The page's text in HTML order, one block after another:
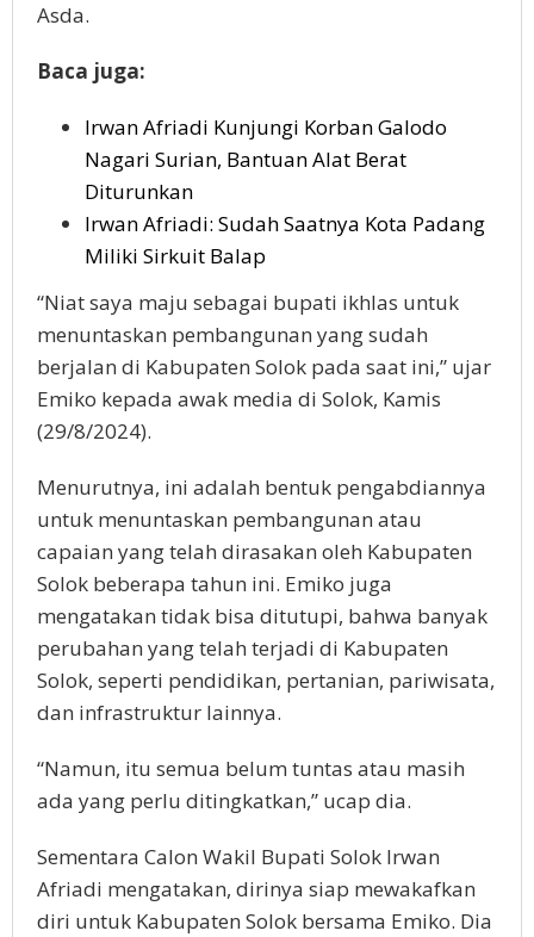
Asda.
Baca juga:
Irwan Afriadi Kunjungi Korban Galodo
Nagari Surian, Bantuan Alat Berat
Diturunkan
Irwan Afriadi: Sudah Saatnya Kota Padang
Miliki Sirkuit Balap
“Niat saya maju sebagai bupati ikhlas untuk
menuntaskan pembangunan yang sudah
berjalan di Kabupaten Solok pada saat ini,” ujar
Emiko kepada awak media di Solok, Kamis
(29/8/2024).
Menurutnya, ini adalah bentuk pengabdiannya
untuk menuntaskan pembangunan atau
capaian yang telah dirasakan oleh Kabupaten
Solok beberapa tahun ini. Emiko juga
mengatakan tidak bisa ditutupi, bahwa banyak
perubahan yang telah terjadi di Kabupaten
Solok, seperti pendidikan, pertanian, pariwisata,
dan infrastruktur lainnya.
“Namun, itu semua belum tuntas atau masih
ada yang perlu ditingkatkan,” ucap dia.
Sementara Calon Wakil Bupati Solok Irwan
Afriadi mengatakan, dirinya siap mewakafkan
diri untuk Kabupaten Solok bersama Emiko. Dia